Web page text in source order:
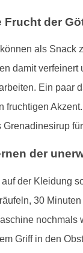
Frucht der
als Snack
damit
Ein paar
fruchtigen
der
der Kleidung
30
Griff in den